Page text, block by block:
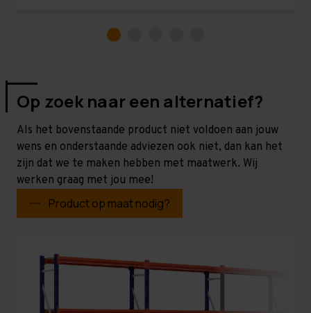
Op zoek naar een alternatief?
Als het bovenstaande product niet voldoen aan jouw
wens en onderstaande adviezen ook niet, dan kan het
zijn dat we te maken hebben met maatwerk. Wij
werken graag met jou mee!
Product op maat nodig?